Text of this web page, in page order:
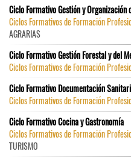
Ciclo Formativo Gestión y
Ciclos Formativos de Formación
AGRARIAS
Ciclo Formativo Gestión Forestal y del
Ciclos Formativos de Formación
Ciclo Formativo Documentación
Ciclos Formativos de Formación
Ciclo Formativo Cocina y Gastronomía
Ciclos Formativos de Formación
TURISMO